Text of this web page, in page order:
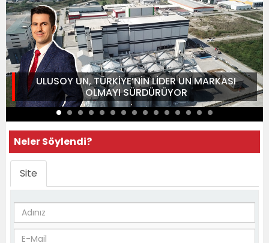
ULUSOY UN, TÜRKİYE’NİN LİDER UN MARKASI
OLMAYI SÜRDÜRÜYOR
Neler Söylendi?
Site